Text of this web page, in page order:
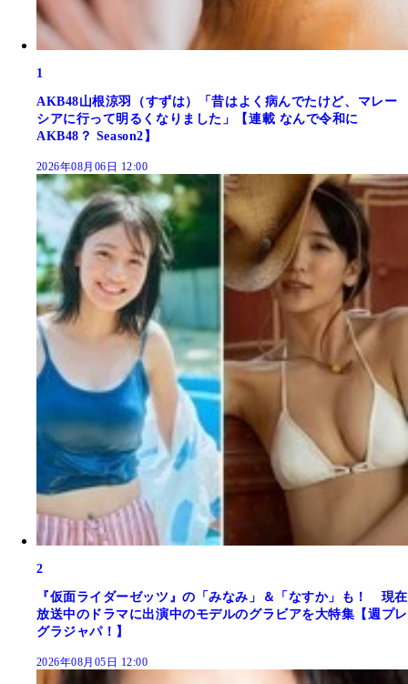
1
AKB48山根涼羽（すずは）「昔はよく病んでたけど、マレー
シアに行って明るくなりました」【連載 なんで令和に
AKB48？ Season2】
2026年08月06日 12:00
2
『仮面ライダーゼッツ』の「みなみ」＆「なすか」も！ 現在
放送中のドラマに出演中のモデルのグラビアを大特集【週プレ
グラジャパ！】
2026年08月05日 12:00